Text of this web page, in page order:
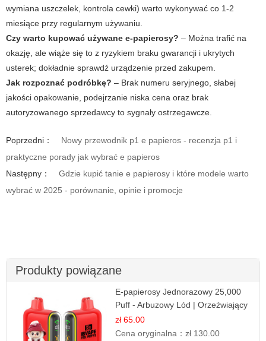
wymiana uszczelek, kontrola cewki) warto wykonywać co 1-2
miesiące przy regularnym używaniu.
Czy warto kupować używane e-papierosy? – Można trafić na
okazję, ale wiąże się to z ryzykiem braku gwarancji i ukrytych
usterek; dokładnie sprawdź urządzenie przed zakupem.
Jak rozpoznać podróbkę? – Brak numeru seryjnego, słabej
jakości opakowanie, podejrzanie niska cena oraz brak
autoryzowanego sprzedawcy to sygnały ostrzegawcze.
Poprzedni：
Nowy przewodnik p1 e papieros - recenzja p1 i
praktyczne porady jak wybrać e papieros
Następny：
Gdzie kupić tanie e papierosy i które modele warto
wybrać w 2025 - porównanie, opinie i promocje
Produkty powiązane
E-papierosy Jednorazowy 25,000
Puff - Arbuzowy Lód | Orzeźwiający
Smak
zł 65.00
Cena oryginalna：zł 130.00